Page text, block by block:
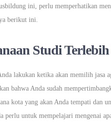
ini, perlu memperhatikan
berikut ini.
Studi
lakukan ketika akan memilih jasa
bahwa Anda sudah
kota yang akan Anda tempati dan
perlu untuk mempelajari mengenai